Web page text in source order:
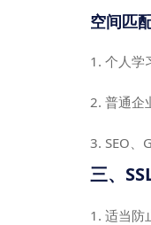
空间匹
1. 个人学
2. 普通企
3. SEO、
三、
1. 适当防